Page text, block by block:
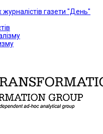
газети "День"